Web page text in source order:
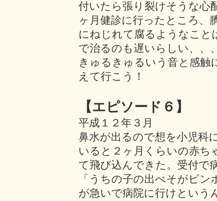
付いたら張り裂けそうな心
ヶ月健診に行ったところ、
にねじれて腐るようなこと
で治るのも遅いらしい、、
きゅるきゅるいう音と感触
えて行こう！
【エピソード６】
平成１２年３月
鼻水が出るので想を小児科
いると２ヶ月くらいの赤ち
て飛び込んできた。受付で
「うちの子の出べそがピ
が急いで病院に行けという